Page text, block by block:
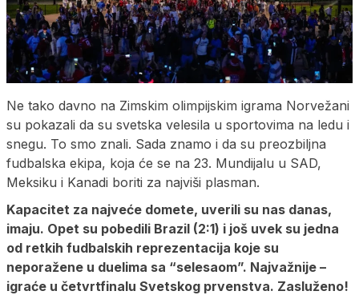
Ne tako davno na Zimskim olimpijskim igrama Norvežani
su pokazali da su svetska velesila u sportovima na ledu i
snegu. To smo znali. Sada znamo i da su preozbiljna
fudbalska ekipa, koja će se na 23. Mundijalu u SAD,
Meksiku i Kanadi boriti za najviši plasman.
Kapacitet za najveće domete, uverili su nas danas,
imaju. Opet su pobedili Brazil (2:1) i još uvek su jedna
od retkih fudbalskih reprezentacija koje su
neporažene u duelima sa “selesaom”. Najvažnije –
igraće u četvrtfinalu Svetskog prvenstva. Zasluženo!